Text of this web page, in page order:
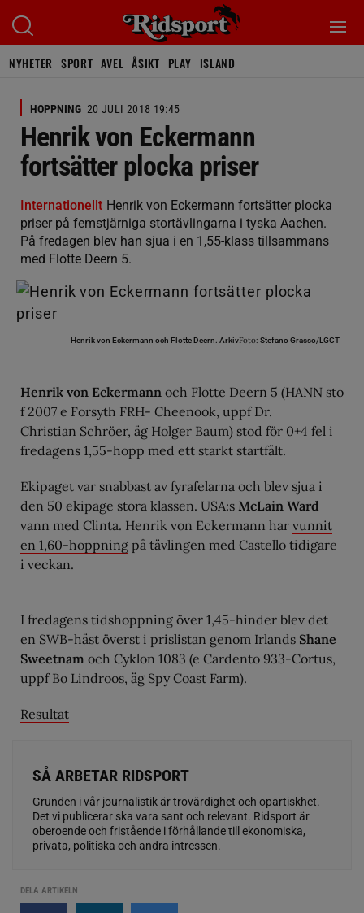
NYHETER SPORT AVEL ÅSIKT PLAY ISLAND
HOPPNING 20 JULI 2018 19:45
Henrik von Eckermann
fortsätter plocka priser
Internationellt Henrik von Eckermann fortsätter plocka
priser på femstjärniga stortävlingarna i tyska Aachen.
På fredagen blev han sjua i en 1,55-klass tillsammans
med Flotte Deern 5.
Henrik von Eckermann och Flotte Deern. ArkivFoto: Stefano Grasso/LGCT
Henrik von Eckermann och Flotte Deern 5 (HANN sto
f 2007 e Forsyth FRH- Cheenook, uppf Dr.
Christian Schröer, äg Holger Baum) stod för 0+4 fel i
fredagens 1,55-hopp med ett starkt startfält.
Ekipaget var snabbast av fyrafelarna och blev sjua i
den 50 ekipage stora klassen. USA:s McLain Ward
vann med Clinta. Henrik von Eckermann har vunnit
en 1,60-hoppning på tävlingen med Castello tidigare
i veckan.
I fredagens tidshoppning över 1,45-hinder blev det
en SWB-häst överst i prislistan genom Irlands Shane
Sweetnam och Cyklon 1083 (e Cardento 933-Cortus,
uppf Bo Lindroos, äg Spy Coast Farm).
Resultat
SÅ ARBETAR RIDSPORT
Grunden i vår journalistik är trovärdighet och opartiskhet.
Det vi publicerar ska vara sant och relevant. Ridsport är
oberoende och fristående i förhållande till ekonomiska,
privata, politiska och andra intressen.
DELA ARTIKELN